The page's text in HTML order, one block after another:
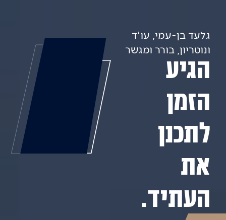
גלעד בן-עמי, עו'ד
ונוטריון, בורר ומגשר
הגיע
הזמן
לתכנן
את
העתיד.​